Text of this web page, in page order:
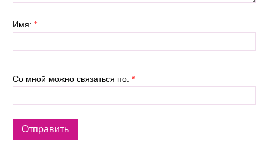
Имя: *
Со мной можно связаться по: *